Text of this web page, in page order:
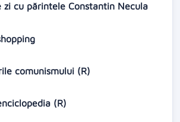
zi cu părintele Constantin Necula
comunismului (R)
(R)